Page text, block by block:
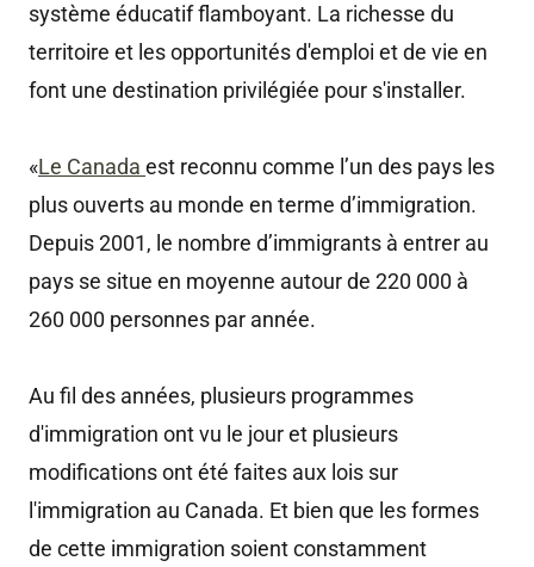
système éducatif flamboyant. La richesse du
territoire et les opportunités d'emploi et de vie en
font une destination privilégiée pour s'installer.
«Le Canada est reconnu comme l’un des pays les
plus ouverts au monde en terme d’immigration.
Depuis 2001, le nombre d’immigrants à entrer au
pays se situe en moyenne autour de 220 000 à
260 000 personnes par année.
Au fil des années, plusieurs programmes
d'immigration ont vu le jour et plusieurs
modifications ont été faites aux lois sur
l'immigration au Canada. Et bien que les formes
de cette immigration soient constamment